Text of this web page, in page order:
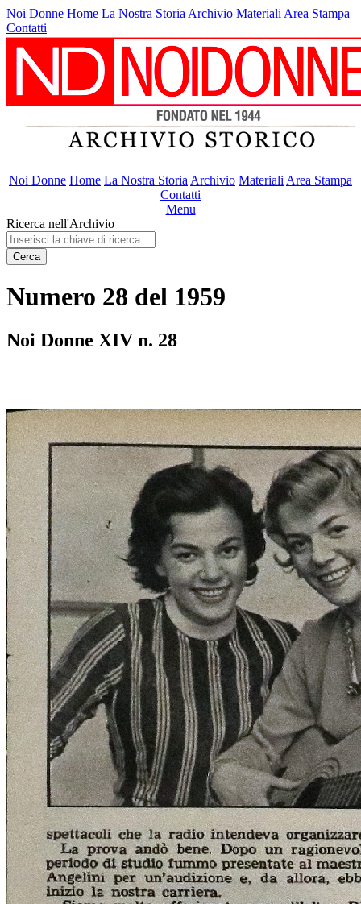
Noi Donne Home La Nostra Storia Archivio Materiali Area Stampa
Contatti
Noi Donne Home La Nostra Storia Archivio Materiali Area Stampa
Contatti
Menu
Ricerca nell'Archivio
Cerca
Numero 28 del 1959
Noi Donne XIV n. 28